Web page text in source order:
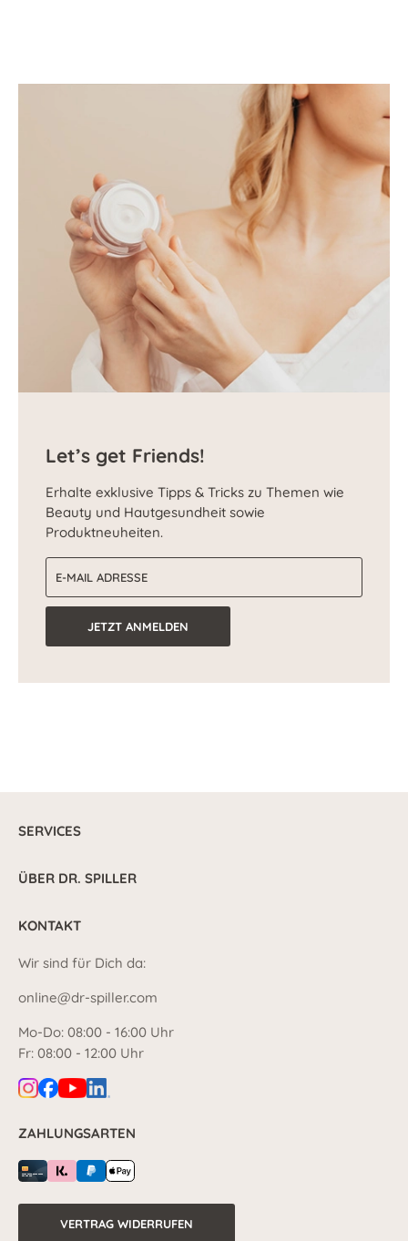
Let’s get Friends!
Erhalte exklusive Tipps & Tricks zu Themen wie
Beauty und Hautgesundheit sowie
Produktneuheiten.
JETZT ANMELDEN
SERVICES
ÜBER DR. SPILLER
KONTAKT
Wir sind für Dich da:
online@dr-spiller.com
Mo-Do: 08:00 - 16:00 Uhr
Fr: 08:00 - 12:00 Uhr
ZAHLUNGSARTEN
VERTRAG WIDERRUFEN